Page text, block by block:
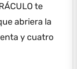
te
abriera la
y cuatro